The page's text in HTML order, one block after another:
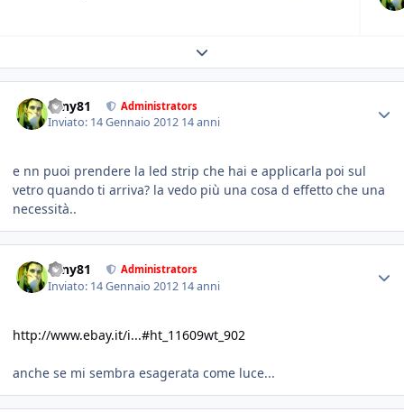
Expand topic overview
tony81 Administrators
Inviato: 14 Gennaio 2012 14 anni
e nn puoi prendere la led strip che hai e applicarla poi sul
vetro quando ti arriva? la vedo più una cosa d effetto che una
necessità..
tony81 Administrators
Inviato: 14 Gennaio 2012 14 anni
http://www.ebay.it/i...#ht_11609wt_902
anche se mi sembra esagerata come luce...